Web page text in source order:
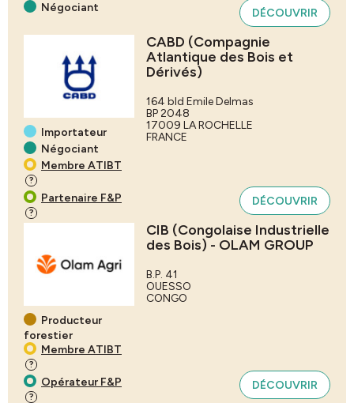
Négociant DÉCOUVRIR
Importateur
Négociant
Membre ATIBT
?
Partenaire F&P
?
CABD (Compagnie
Atlantique des Bois et
Dérivés)
164 bld Emile Delmas
BP 2048
17009 LA ROCHELLE
FRANCE
DÉCOUVRIR
Producteur
forestier
Membre ATIBT
?
Opérateur F&P
?
CIB (Congolaise Industrielle
des Bois) - OLAM GROUP
B.P. 41
OUESSO
CONGO
DÉCOUVRIR